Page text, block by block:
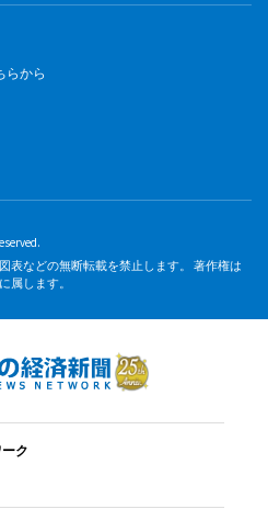
らから
表などの無断転載を禁止します。 著作権は
属します。
ク